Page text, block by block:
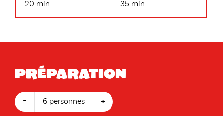
20 min 35 min
Préparation
- 6 personnes +